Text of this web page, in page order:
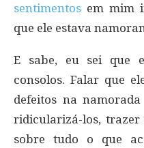
sentimentos em mim
que ele estava
E sabe, eu sei que
consolos. Falar que
defeitos na
ridicularizá-los,
sobre tudo o que